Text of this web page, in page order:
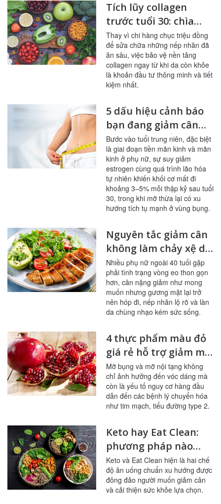
Tích lũy collagen
trước tuổi 30: chìa
khóa cho làn da
không tuổi
Thay vì chi hàng chục triệu đồng
để sửa chữa những nếp nhăn đã
ăn sâu, việc bảo vệ nền tảng
collagen ngay từ khi da còn khỏe
là khoản đầu tư thông minh và tiết
kiệm nhất.
5 dấu hiệu cảnh báo
bạn đang giảm cân
sai cách ở tuổi trung
niên
Bước vào tuổi trung niên, đặc biệt
là giai đoạn tiền mãn kinh và mãn
kinh ở phụ nữ, sự suy giảm
estrogen cùng quá trình lão hóa
tự nhiên khiến khối cơ mất đi
khoảng 3–5% mỗi thập kỷ sau tuổi
30, trong khi mỡ thừa lại có xu
hướng tích tụ mạnh ở vùng bụng.
Nguyên tắc giảm cân
không làm chảy xệ da
cho phụ nữ tuổi 40
Nhiều phụ nữ ngoài 40 tuổi gặp
phải tình trạng vòng eo thon gọn
hơn, cân nặng giảm như mong
muốn nhưng gương mặt lại trở
nên hóp đi, nếp nhăn lộ rõ và làn
da chùng nhạo kém sức sống.
4 thực phẩm màu đỏ
giá rẻ hỗ trợ giảm mỡ
bụng hiệu quả
Mỡ bụng và mỡ nội tạng không
chỉ ảnh hưởng đến vóc dáng mà
còn là yếu tố nguy cơ hàng đầu
dẫn đến các bệnh lý chuyển hóa
như tim mạch, tiểu đường type 2.
Keto hay Eat Clean:
phương pháp nào
giúp giảm cân tốt
hơn?
Keto và Eat Clean hiện là hai chế
độ ăn uống chuẩn xu hướng được
đông đảo người muốn giảm cân
và cải thiện sức khỏe lựa chọn.